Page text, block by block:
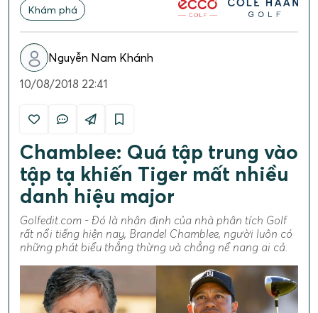
Khám phá
Nguyễn Nam Khánh
10/08/2018 22:41
Chamblee: Quá tập trung vào
tập tạ khiến Tiger mất nhiều
danh hiệu major
Golfedit.com - Đó là nhận định của nhà phân tích Golf
rất nổi tiếng hiện nay, Brandel Chamblee, người luôn có
những phát biểu thẳng thừng và chẳng nể nang ai cả.